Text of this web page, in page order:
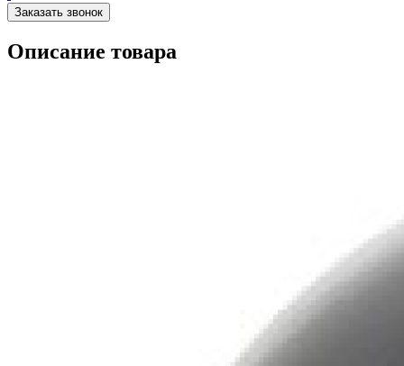
Заказать звонок
Описание товара